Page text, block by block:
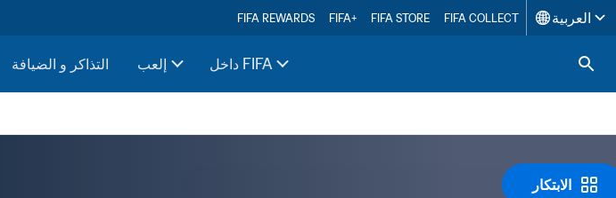
FIFA REWARDS FIFA+ FIFA STORE FIFA COLLECT العربية
التذاكر و الضيافة إلعب داخل FIFA
الابتكار